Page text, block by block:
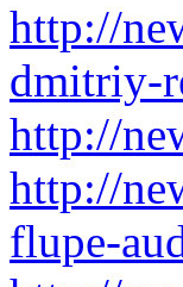
http://
dmitriy-
http://
http://
flupe-